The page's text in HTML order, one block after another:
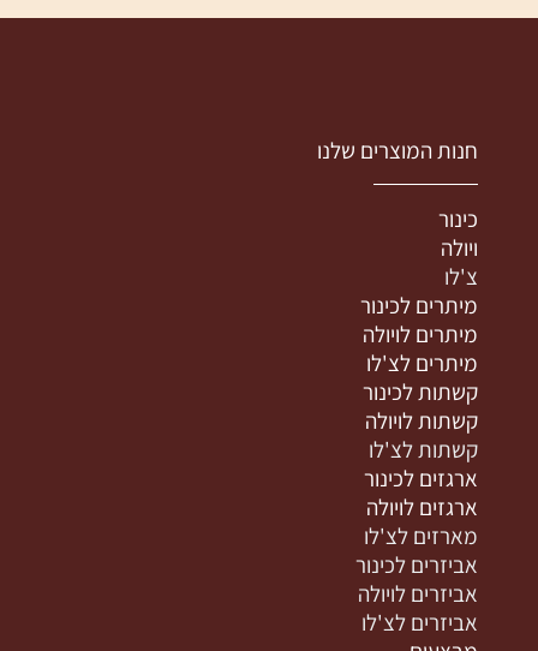
חנות המוצרים שלנו
כינור
ויולה
צ'לו
מיתרים לכינור
מיתרים לויולה
מיתרים לצ'לו
קשתות לכינור
קשתות לויולה
קשתות לצ'לו
ארגזים לכינור
ארגזים לויולה
מארזים לצ'לו
אביזרים לכינור
אביזרים לויולה
אביזרים לצ'לו